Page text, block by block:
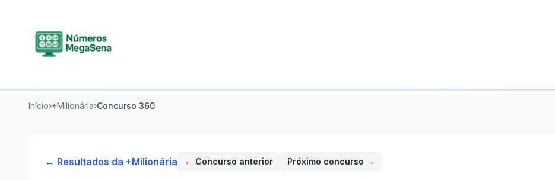
Início›+Milionária›Concurso 360
← Resultados da +Milionária ← Concurso anterior Próximo concurso →